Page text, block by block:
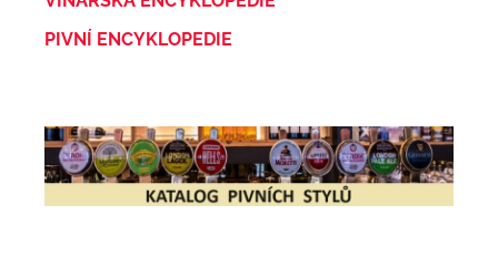
PIVNÍ ENCYKLOPEDIE